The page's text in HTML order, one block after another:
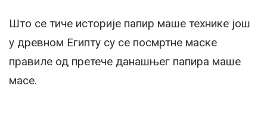
Што се тиче историје папир маше технике још
у древном Египту су се посмртне маске
правиле од претече данашњег папира маше
масе.